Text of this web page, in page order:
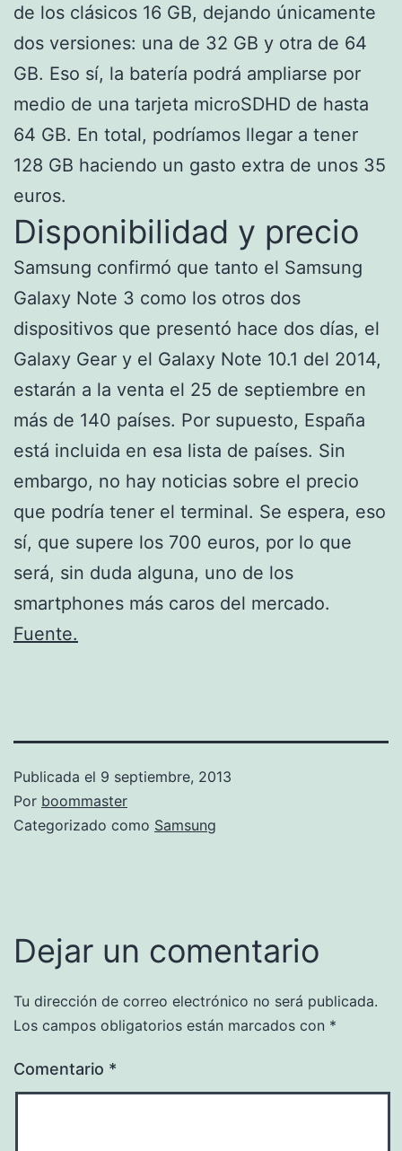
de los clásicos 16 GB, dejando únicamente
dos versiones: una de 32 GB y otra de 64
GB. Eso sí, la batería podrá ampliarse por
medio de una tarjeta microSDHD de hasta
64 GB. En total, podríamos llegar a tener
128 GB haciendo un gasto extra de unos 35
euros.
Disponibilidad y precio
Samsung confirmó que tanto el Samsung
Galaxy Note 3 como los otros dos
dispositivos que presentó hace dos días, el
Galaxy Gear y el Galaxy Note 10.1 del 2014,
estarán a la venta el 25 de septiembre en
más de 140 países. Por supuesto, España
está incluida en esa lista de países. Sin
embargo, no hay noticias sobre el precio
que podría tener el terminal. Se espera, eso
sí, que supere los 700 euros, por lo que
será, sin duda alguna, uno de los
smartphones más caros del mercado.
Fuente.
Publicada el 9 septiembre, 2013
Por boommaster
Categorizado como Samsung
Dejar un comentario
Tu dirección de correo electrónico no será publicada.
Los campos obligatorios están marcados con *
Comentario *